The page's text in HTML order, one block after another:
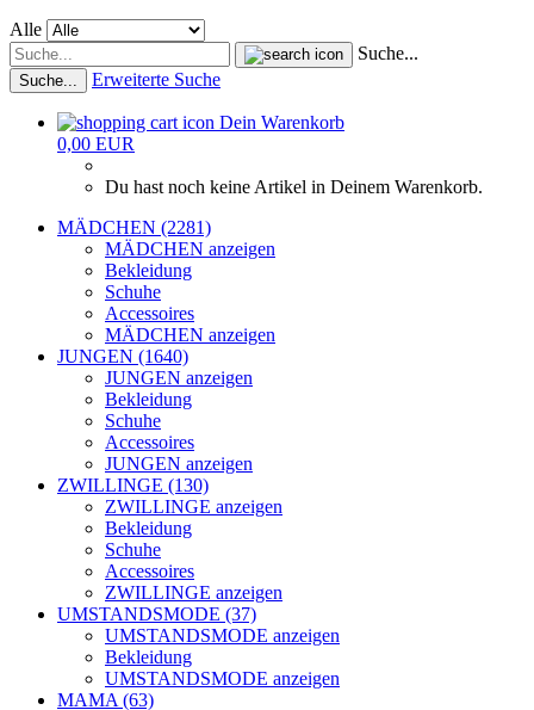
Alle
Suche...
Suche... Erweiterte Suche
Dein Warenkorb
0,00 EUR
Du hast noch keine Artikel in Deinem Warenkorb.
MÄDCHEN (2281)
MÄDCHEN anzeigen
Bekleidung
Schuhe
Accessoires
MÄDCHEN anzeigen
JUNGEN (1640)
JUNGEN anzeigen
Bekleidung
Schuhe
Accessoires
JUNGEN anzeigen
ZWILLINGE (130)
ZWILLINGE anzeigen
Bekleidung
Schuhe
Accessoires
ZWILLINGE anzeigen
UMSTANDSMODE (37)
UMSTANDSMODE anzeigen
Bekleidung
UMSTANDSMODE anzeigen
MAMA (63)